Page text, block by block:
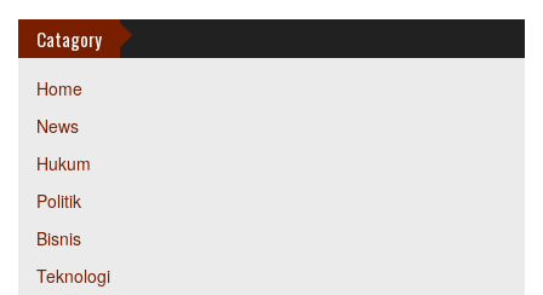
Catagory
Home
News
Hukum
Politik
Bisnis
Teknologi